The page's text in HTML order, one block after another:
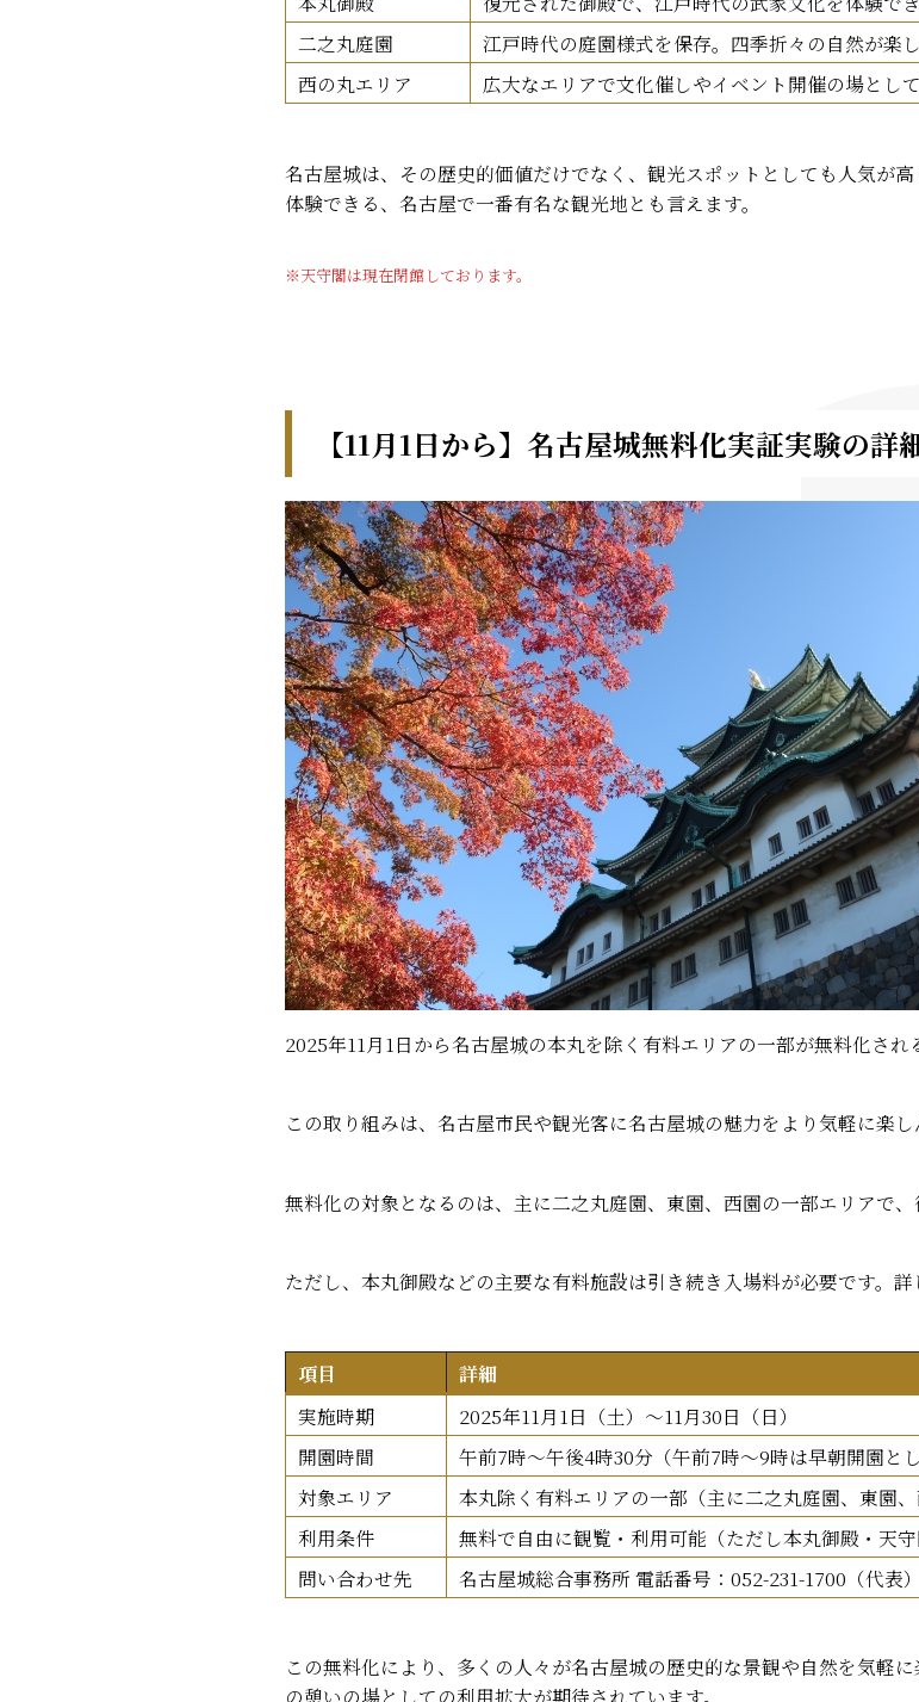
二之丸庭園
江戸時代の庭園様式を保存。四季折々の自然が楽
西の丸エリア
広大なエリアで文化催しやイベント開催の場とし
名古屋城は、その歴史的価値だけでなく、観光スポットとしても人気が
体験できる、名古屋で一番有名な観光地とも言えます。
※天守閣は現在閉館しております。
【11月1日から】名古屋城無料化実証実験の詳
2025年11月1日から名古屋城の本丸を除く有料エリアの一部が無料化され
この取り組みは、名古屋市民や観光客に名古屋城の魅力をより気軽に楽し
無料化の対象となるのは、主に二之丸庭園、東園、西園の一部エリアで、
ただし、本丸御殿などの主要な有料施設は引き続き入場料が必要です。詳
項目
詳細
実施時期
2025年11月1日（土）〜11月30日（日）
開園時間
午前7時〜午後4時30分（午前7時〜9時は早朝開園と
対象エリア
本丸除く有料エリアの一部（主に二之丸庭園、東園
利用条件
無料で自由に観覧・利用可能（ただし本丸御殿・天守
問い合わせ先
名古屋城総合事務所 電話番号：052-231-1700（代表）
この無料化により、多くの人々が名古屋城の歴史的な景観や自然を気軽